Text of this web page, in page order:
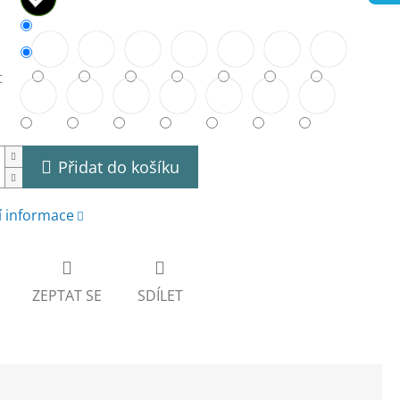
Přidat do košíku
informace
ZEPTAT SE SDÍLET